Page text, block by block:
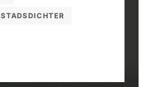
STADSDICHTER